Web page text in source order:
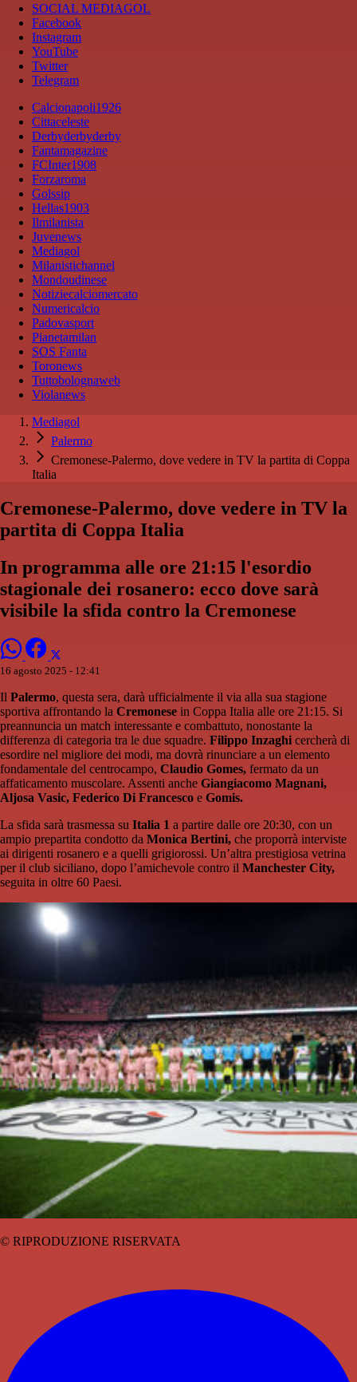
SOCIAL MEDIAGOL
Facebook
Instagram
YouTube
Twitter
Telegram
Calcionapoli1926
Cittaceleste
Derbyderbyderby
Fantamagazine
FCInter1908
Forzaroma
Golssip
Hellas1903
Ilmilanista
Juvenews
Mediagol
Milanistichannel
Mondoudinese
Notiziecalciomercato
Numericalcio
Padovasport
Pianetamilan
SOS Fanta
Toronews
Tuttobolognaweb
Violanews
Mediagol
Palermo
Cremonese-Palermo, dove vedere in TV la partita di Coppa
Italia
Cremonese-Palermo, dove vedere in TV la
partita di Coppa Italia
In programma alle ore 21:15 l'esordio
stagionale dei rosanero: ecco dove sarà
visibile la sfida contro la Cremonese
16 agosto 2025 - 12:41
Il Palermo, questa sera, darà ufficialmente il via alla sua stagione
sportiva affrontando la Cremonese in Coppa Italia alle ore 21:15. Si
preannuncia un match interessante e combattuto, nonostante la
differenza di categoria tra le due squadre. Filippo Inzaghi cercherà di
esordire nel migliore dei modi, ma dovrà rinunciare a un elemento
fondamentale del centrocampo, Claudio Gomes, fermato da un
affaticamento muscolare. Assenti anche Giangiacomo Magnani,
Aljosa Vasic, Federico Di Francesco e Gomis.
La sfida sarà trasmessa su Italia 1 a partire dalle ore 20:30, con un
ampio prepartita condotto da Monica Bertini, che proporrà interviste
ai dirigenti rosanero e a quelli grigiorossi. Un’altra prestigiosa vetrina
per il club siciliano, dopo l’amichevole contro il Manchester City,
seguita in oltre 60 Paesi.
© RIPRODUZIONE RISERVATA